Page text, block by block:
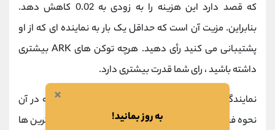
که قصد دارد این هزینه را به زودی به 0.02 کاهش دهد.
بنابراین. مزیت آن است که حداقل یک بار به نماینده ای که از او
پشتیبانی می کنید رأی دهید. هرچه توکن های ARK بیشتری
داشته باشید ، رای شما قدرت بیشتری دارد.
نمایندگان معتبر پیشنهادهای كتبی را ارائه داده اند كه در آن
نحوه فعالیت خود را مستند می كنند. بسیاری از محبوب ترین ها
×
به روز بمانید!